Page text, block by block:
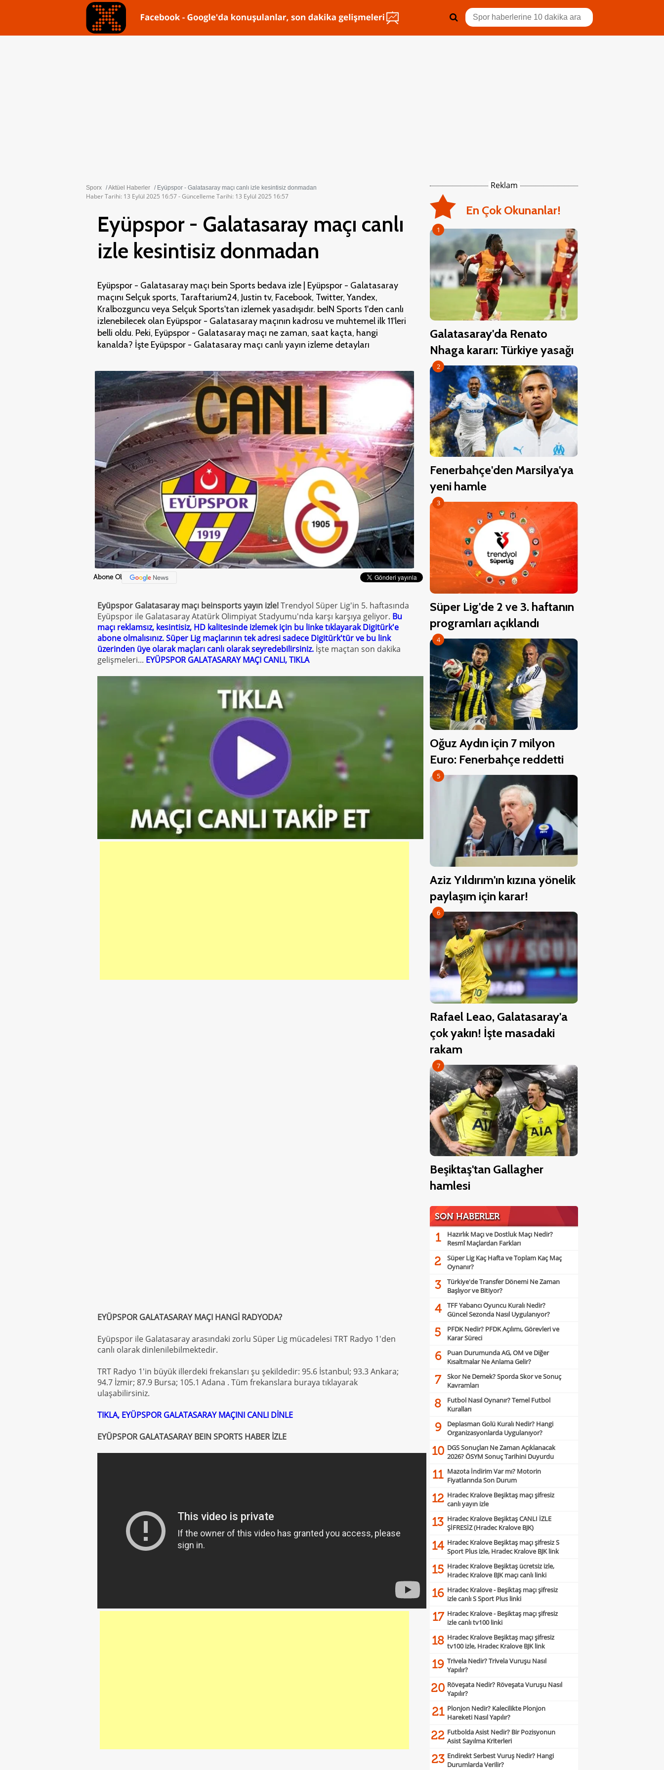
Sporx Aktüel Haberler Eyüpspor - Galatasaray maçı canlı izle kesintisiz donmadan
Haber Tarihi: 13 Eylül 2025 16:57 - Güncelleme Tarihi: 13 Eylül 2025 16:57
Eyüpspor - Galatasaray maçı canlı
izle kesintisiz donmadan
Eyüpspor - Galatasaray maçı bein Sports bedava izle | Eyüpspor - Galatasaray
maçını Selçuk sports, Taraftarium24, Justin tv, Facebook, Twitter, Yandex,
Kralbozguncu veya Selçuk Sports'tan izlemek yasadışıdır. beIN Sports 1'den canlı
izlenebilecek olan Eyüpspor - Galatasaray maçının kadrosu ve muhtemel ilk 11'leri
belli oldu. Peki, Eyüpspor - Galatasaray maçı ne zaman, saat kaçta, hangi
kanalda? İşte Eyüpspor - Galatasaray maçı canlı yayın izleme detayları
Abone Ol
Eyüpspor Galatasaray maçı beinsports yayın izle!Trendyol Süper Lig'in 5. haftasında
Eyüpspor ile Galatasaray Atatürk Olimpiyat Stadyumu'nda karşı karşıya geliyor. Bu
maçı reklamsız, kesintisiz, HD kalitesinde izlemek için bu linke tıklayarak Digitürk'e
abone olmalısınız. Süper Lig maçlarının tek adresi sadece Digitürk'tür ve bu link
üzerinden üye olarak maçları canlı olarak seyredebilirsiniz. İşte maçtan son dakika
gelişmeleri... EYÜPSPOR GALATASARAY MAÇI CANLI, TIKLA
EYÜPSPOR GALATASARAY MAÇI HANGİ RADYODA?
Eyüpspor ile Galatasaray arasındaki zorlu Süper Lig mücadelesi TRT Radyo 1'den
canlı olarak dinlenilebilmektedir.
TRT Radyo 1'in büyük illerdeki frekansları şu şekildedir: 95.6 İstanbul; 93.3 Ankara;
94.7 İzmir; 87.9 Bursa; 105.1 Adana . Tüm frekanslara buraya tıklayarak
ulaşabilirsiniz.
TIKLA, EYÜPSPOR GALATASARAY MAÇINI CANLI DİNLE
EYÜPSPOR GALATASARAY BEIN SPORTS HABER İZLE
Reklam
En Çok Okunanlar!
1
Galatasaray'da Renato
Nhaga kararı: Türkiye yasağı
2
Fenerbahçe'den Marsilya'ya
yeni hamle
3
Süper Lig'de 2 ve 3. haftanın
programları açıklandı
4
Oğuz Aydın için 7 milyon
Euro: Fenerbahçe reddetti
5
Aziz Yıldırım'ın kızına yönelik
paylaşım için karar!
6
Rafael Leao, Galatasaray'a
çok yakın! İşte masadaki
rakam
7
Beşiktaş'tan Gallagher
hamlesi
SON HABERLER
1
Hazırlık Maçı ve Dostluk Maçı Nedir?
Resmî Maçlardan Farkları
2
Süper Lig Kaç Hafta ve Toplam Kaç Maç
Oynanır?
3
Türkiye'de Transfer Dönemi Ne Zaman
Başlıyor ve Bitiyor?
4
TFF Yabancı Oyuncu Kuralı Nedir?
Güncel Sezonda Nasıl Uygulanıyor?
5
PFDK Nedir? PFDK Açılımı, Görevleri ve
Karar Süreci
6
Puan Durumunda AG, OM ve Diğer
Kısaltmalar Ne Anlama Gelir?
7
Skor Ne Demek? Sporda Skor ve Sonuç
Kavramları
8
Futbol Nasıl Oynanır? Temel Futbol
Kuralları
9
Deplasman Golü Kuralı Nedir? Hangi
Organizasyonlarda Uygulanıyor?
10 DGS Sonuçları Ne Zaman Açıklanacak
2026? ÖSYM Sonuç Tarihini Duyurdu
11 Mazota İndirim Var mı? Motorin
Fiyatlarında Son Durum
12 Hradec Kralove Beşiktaş maçı şifresiz
canlı yayın izle
13 Hradec Kralove Beşiktaş CANLI İZLE
ŞİFRESİZ (Hradec Kralove BJK)
14 Hradec Kralove Beşiktaş maçı şifresiz S
Sport Plus izle, Hradec Kralove BJK link
15 Hradec Kralove Beşiktaş ücretsiz izle,
Hradec Kralove BJK maçı canlı linki
16 Hradec Kralove - Beşiktaş maçı şifresiz
izle canlı S Sport Plus linki
17 Hradec Kralove - Beşiktaş maçı şifresiz
izle canlı tv100 linki
18 Hradec Kralove Beşiktaş maçı şifresiz
tv100 izle, Hradec Kralove BJK link
19 Trivela Nedir? Trivela Vuruşu Nasıl
Yapılır?
20 Röveşata Nedir? Röveşata Vuruşu Nasıl
Yapılır?
21 Plonjon Nedir? Kalecilikte Plonjon
Hareketi Nasıl Yapılır?
22 Futbolda Asist Nedir? Bir Pozisyonun
Asist Sayılma Kriterleri
23 Endirekt Serbest Vuruş Nedir? Hangi
Durumlarda Verilir?